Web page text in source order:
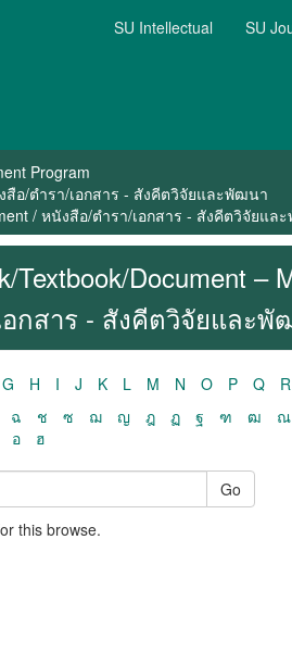
SU Intellectual SU
Program
สือ/ตำรา/เอกสาร - สังคีตวิจัยและพัฒนา
/ หนังสือ/ตำรา/เอกสาร - สังคีตวิจัยแล
Textbook/Document –
กสาร - สังคีตวิจัยและพั
G H I J K L M N O P Q R
ฉ ช ซ ฌ ญ ฎ ฏ ฐ ฑ ฒ ณ
อ ฮ
Go
this browse.